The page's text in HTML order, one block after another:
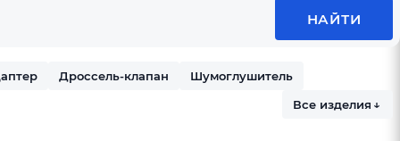
Дроссель-клапан
Шумоглушитель
Все изделия ↓